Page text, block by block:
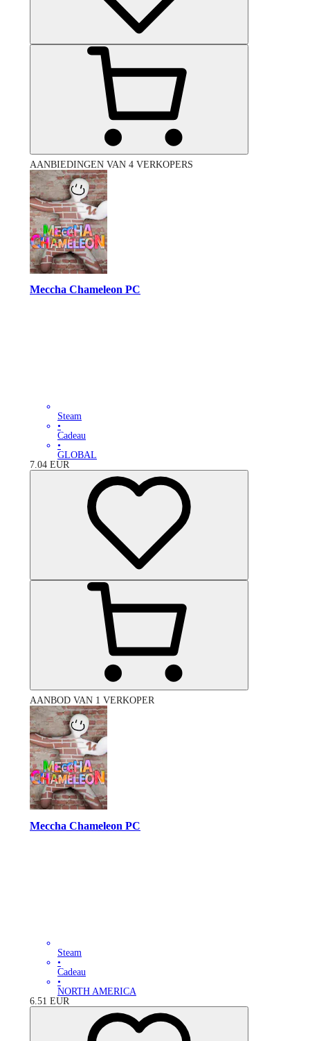
AANBIEDINGEN VAN 4 VERKOPERS
Meccha Chameleon PC
Steam
•
Cadeau
•
GLOBAL
7.04 EUR
AANBOD VAN 1 VERKOPER
Meccha Chameleon PC
Steam
•
Cadeau
•
NORTH AMERICA
6.51 EUR